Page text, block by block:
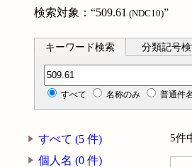
検索対象：“509.61 (NDC10)”
キーワード検索 分類記号
分類記号検索
すべて 名称のみ 普通件
すべて (5 件)
個人名 (0 件)
5件